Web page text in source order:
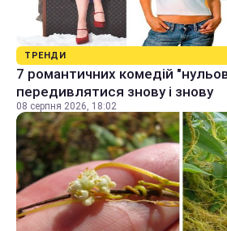
ТРЕНДИ
7 романтичних комедій
передивлятися знову і знову
08 серпня 2026, 18:02